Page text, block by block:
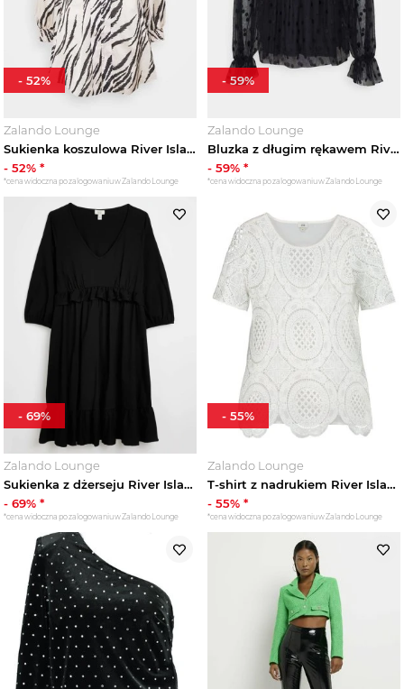
Zalando Lounge
Sukienka koszulowa River Island czarny
- 52% *
*cena widoczna po zalogowaniu w Zalando Lounge
- 52%
Zalando Lounge
Bluzka z długim rękawem River Island czarny
- 59% *
*cena widoczna po zalogowaniu w Zalando Lounge
- 59%
Zalando Lounge
Sukienka z dżerseju River Island czarny
- 69% *
*cena widoczna po zalogowaniu w Zalando Lounge
- 69%
Zalando Lounge
T-shirt z nadrukiem River Island biały
- 55% *
*cena widoczna po zalogowaniu w Zalando Lounge
- 55%